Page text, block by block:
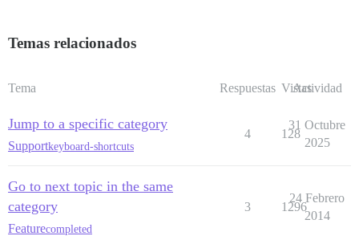
Temas relacionados
Tema Respuestas Vistas
Actividad
Jump to a specific category
Supportkeyboard-shortcuts
4 128
31 Octubre
2025
Go to next topic in the same
category
Featurecompleted
3 1296
24 Febrero
2014